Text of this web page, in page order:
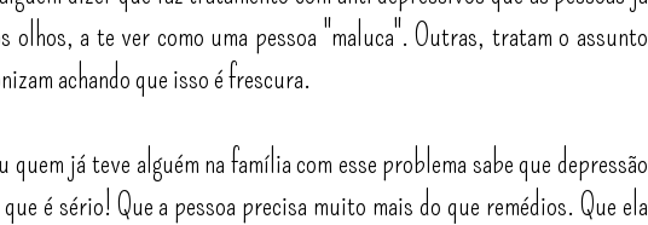
olhos, a te ver como uma pessoa "maluca". Outras, tratam o assunto
achando que isso é frescura.
já teve alguém na família com esse problema sabe que depressão
é sério! Que a pessoa precisa muito mais do que remédios. Que ela